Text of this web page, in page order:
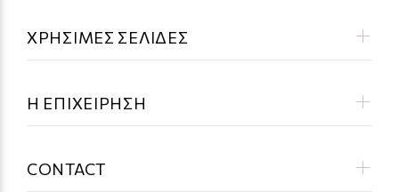
ΧΡΗΣΙΜΕΣ ΣΕΛΙΔΕΣ
Η ΕΠΙΧΕΙΡΗΣΗ
CONTACT